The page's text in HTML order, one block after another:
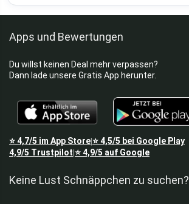
Apps und Bewertungen
Du willst keinen Deal mehr verpassen?
Dann lade unsere Gratis App herunter.
⭐4,7/5 im App Store⭐4,5/5 bei Google Play
4,9/5 Trustpilot ⭐4,9/5 auf Google
Keine Lust Schnäppchen zu suchen?